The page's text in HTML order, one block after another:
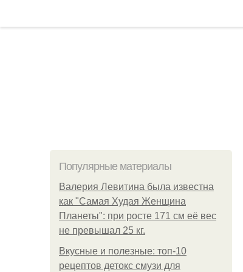
Популярные материалы
Валерия Левитина была известна
как "Самая Худая Женщина
Планеты": при росте 171 см её вес
не превышал 25 кг.
Вкусные и полезные: топ-10
рецептов детокс смузи для